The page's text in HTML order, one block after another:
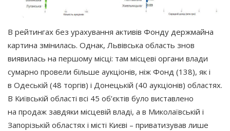
В рейтингах без урахування активів Фонду держмайна
картина змінилась. Однак, Львівська область знов
виявилась на першому місці: там місцеві органи влади
сумарно провели більше аукціонів, ніж Фонд (138), як і
в Одеській (48 торгів) і Донецькій (40 аукціонів) областях.
В Київській області всі 45 об’єктів було виставлено
на продаж завдяки місцевій владі, а в Миколаївській і
Запорізькій областях і місті Києві – приватизував лише